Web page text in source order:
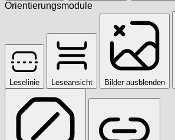
Orientierungsmodule
Leselinie Leseansicht Bilder ausblenden